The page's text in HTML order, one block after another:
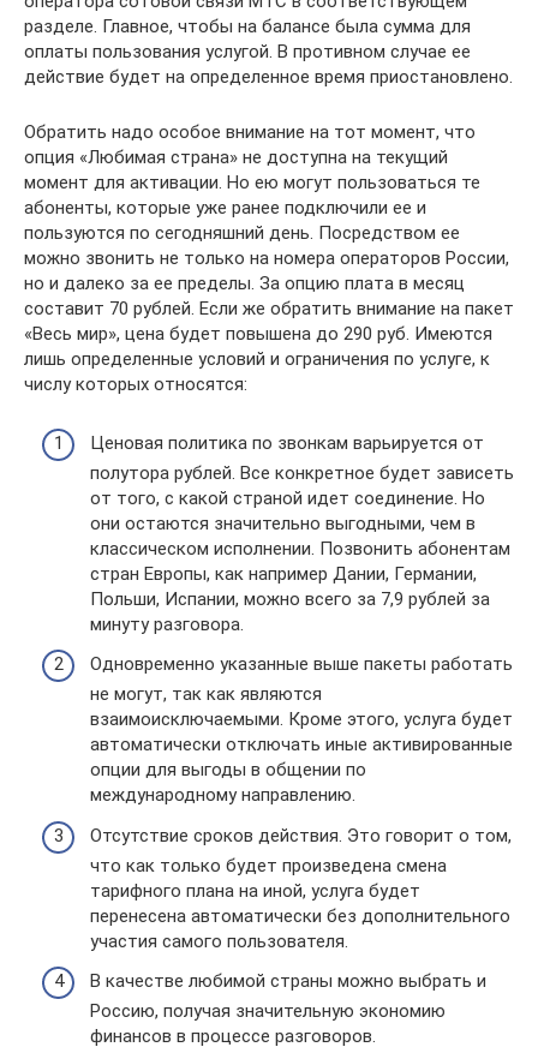
разделе. Главное, чтобы на балансе была сумма для
оплаты пользования услугой. В противном случае ее
действие будет на определенное время приостановлено.
Обратить надо особое внимание на тот момент, что
опция «Любимая страна» не доступна на текущий
момент для активации. Но ею могут пользоваться те
абоненты, которые уже ранее подключили ее и
пользуются по сегодняшний день. Посредством ее
можно звонить не только на номера операторов России,
но и далеко за ее пределы. За опцию плата в месяц
составит 70 рублей. Если же обратить внимание на пакет
«Весь мир», цена будет повышена до 290 руб. Имеются
лишь определенные условий и ограничения по услуге, к
числу которых относятся:
Ценовая политика по звонкам варьируется от
полутора рублей. Все конкретное будет зависеть
от того, с какой страной идет соединение. Но
они остаются значительно выгодными, чем в
классическом исполнении. Позвонить абонентам
стран Европы, как например Дании, Германии,
Польши, Испании, можно всего за 7,9 рублей за
минуту разговора.
Одновременно указанные выше пакеты работать
не могут, так как являются
взаимоисключаемыми. Кроме этого, услуга будет
автоматически отключать иные активированные
опции для выгоды в общении по
международному направлению.
Отсутствие сроков действия. Это говорит о том,
что как только будет произведена смена
тарифного плана на иной, услуга будет
перенесена автоматически без дополнительного
участия самого пользователя.
В качестве любимой страны можно выбрать и
Россию, получая значительную экономию
финансов в процессе разговоров.